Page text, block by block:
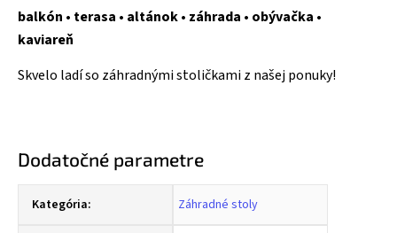
balkón • terasa • altánok • záhrada • obývačka •
kaviareň
Skvelo ladí so záhradnými stoličkami z našej ponuky!
Dodatočné parametre
Kategória: Záhradné stoly